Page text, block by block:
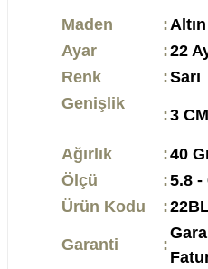
Maden :Altın
Ayar
:22
Renk
:Sarı
Genişlik
:3 CM
Ağırlık :40
Ölçü
:5.8 -
Ürün Kodu
:
Garanti :